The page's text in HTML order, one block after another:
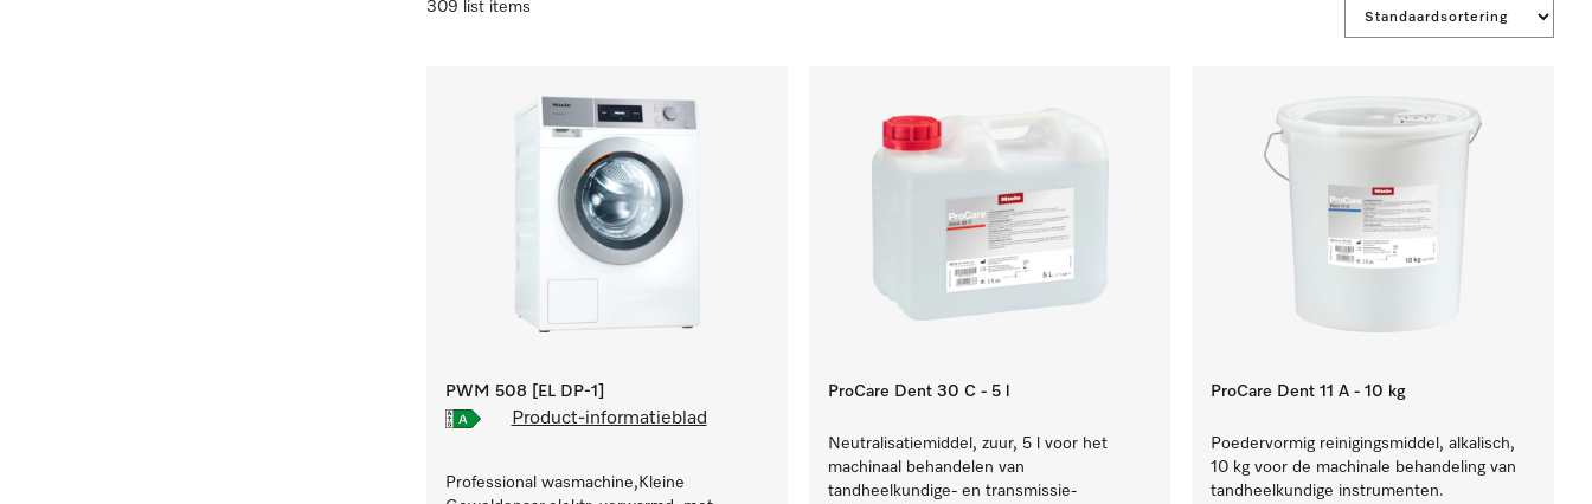
309 list items
PWM 508 [EL DP-1]
Product-informatieblad
Professional wasmachine,Kleine
ProCare Dent 30 C - 5 l
Neutralisatiemiddel, zuur, 5 l voor het
machinaal behandelen van
tandheelkundige- en transmissie-
ProCare Dent 11 A - 10 kg
Poedervormig reinigingsmiddel, alkalisch,
10 kg voor de machinale behandeling van
tandheelkundige instrumenten.